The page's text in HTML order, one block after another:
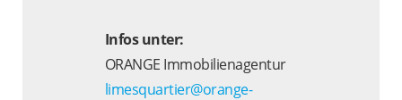
Infos unter:
ORANGE Immobilienagentur
limesquartier@orange-